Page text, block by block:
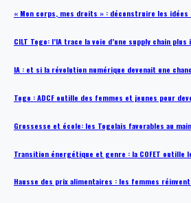
« Mon corps, mes droits » : déconstruire les
CILT Togo: l’IA trace la voie d’une supply chain
IA : et si la révolution numérique devenait une
Togo : ADCF outille des femmes et jeunes pour
Grossesse et école: les Togolais favorables au
Transition énergétique et genre : la COFET outille
Hausse des prix alimentaires : les femmes